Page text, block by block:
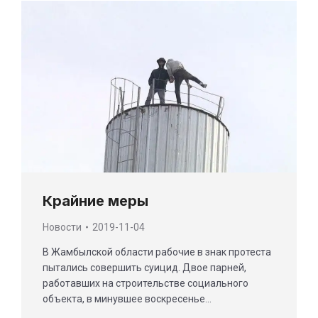
Крайние меры
Новости 2019-11-04
В Жамбылской области рабочие в знак протеста
пытались совершить суи­цид. Двое парней,
работавших на строительстве социального
объекта, в минувшее воскресенье…